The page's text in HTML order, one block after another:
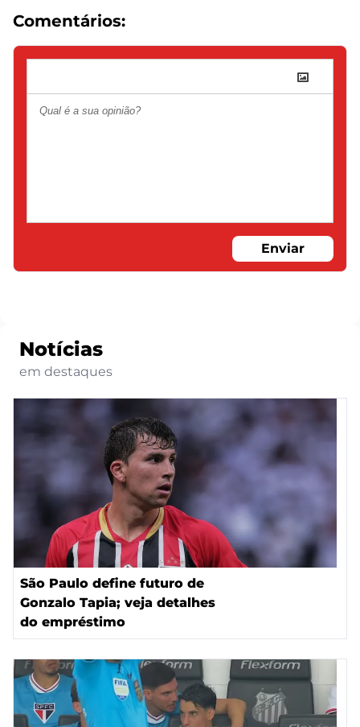
Comentários:
Enviar
Notícias
em destaques
São Paulo define futuro de
Gonzalo Tapia; veja detalhes
do empréstimo